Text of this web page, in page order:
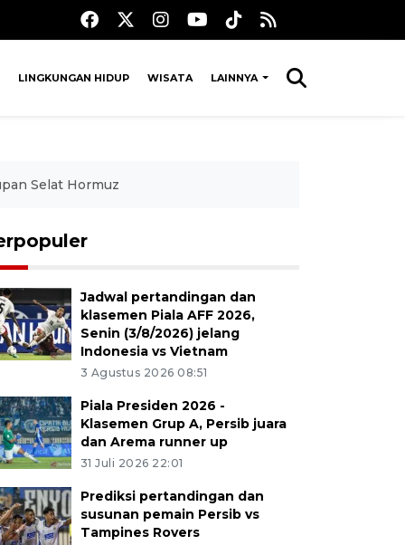
LINGKUNGAN HIDUP WISATA LAINNYA
Selat Hormuz
Jadwal pertandingan dan
klasemen Piala AFF 2026,
Senin (3/8/2026) jelang
Indonesia vs Vietnam
3 Agustus 2026 08:51
Piala Presiden 2026 -
Klasemen Grup A, Persib juara
dan Arema runner up
31 Juli 2026 22:01
Prediksi pertandingan dan
susunan pemain Persib vs
Tampines Rovers